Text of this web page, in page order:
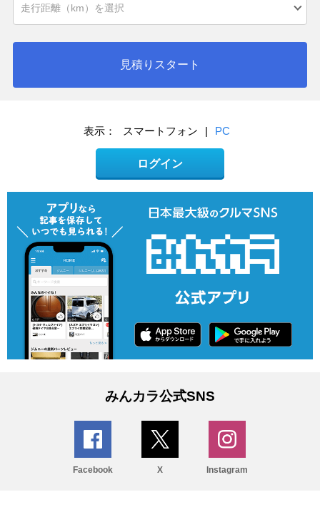
見積りスタート
表示： スマートフォン | PC
ログイン
みんカラ公式SNS
Facebook X Instagram